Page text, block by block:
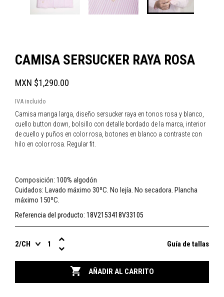
CAMISA SERSUCKER RAYA ROSA
MXN $1,290.00
IVA incluido
Camisa manga larga, diseño sersucker raya en tonos rosa y blanco,
cuello button down, bolsillo con detalle bordado de la marca, interior
de cuello y puños en color rosa, botones en blanco a contraste con
hilo en color rosa. Regular fit.
Composición: 100% algodón
Cuidados: Lavado máximo 30ºC. No lejía. No secadora. Plancha
máximo 150ºC.
Referencia del producto: 18V2153418V33105
Guía de tallas
 AÑADIR AL CARRITO